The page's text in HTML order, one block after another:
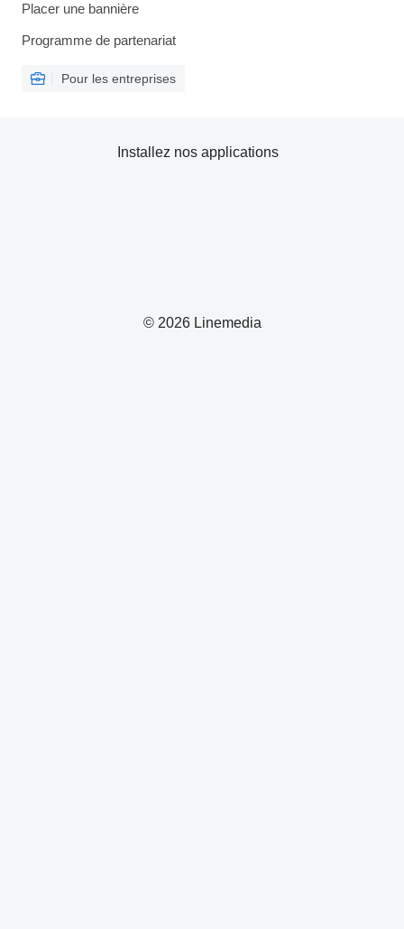
Placer une bannière
Programme de partenariat
Pour les entreprises
© 2026 Linemedia
Installez nos applications